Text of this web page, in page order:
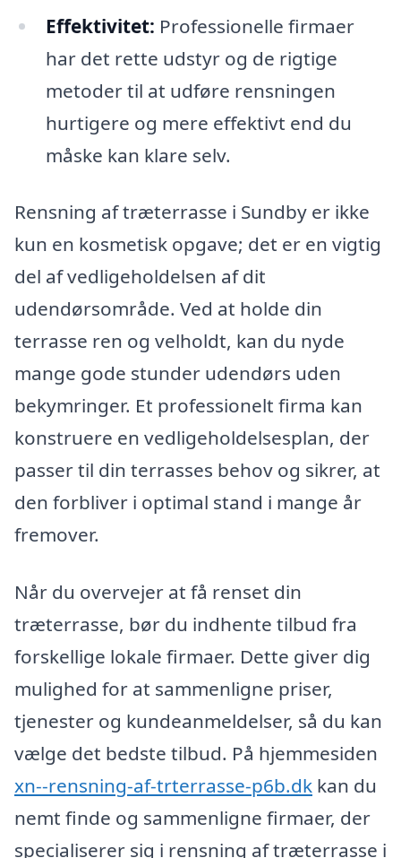
Effektivitet: Professionelle firmaer
har det rette udstyr og de rigtige
metoder til at udføre rensningen
hurtigere og mere effektivt end du
måske kan klare selv.
Rensning af træterrasse i Sundby er ikke
kun en kosmetisk opgave; det er en vigtig
del af vedligeholdelsen af dit
udendørsområde. Ved at holde din
terrasse ren og velholdt, kan du nyde
mange gode stunder udendørs uden
bekymringer. Et professionelt firma kan
konstruere en vedligeholdelsesplan, der
passer til din terrasses behov og sikrer, at
den forbliver i optimal stand i mange år
fremover.
Når du overvejer at få renset din
træterrasse, bør du indhente tilbud fra
forskellige lokale firmaer. Dette giver dig
mulighed for at sammenligne priser,
tjenester og kundeanmeldelser, så du kan
vælge det bedste tilbud. På hjemmesiden
xn--rensning-af-trterrasse-p6b.dk kan du
nemt finde og sammenligne firmaer, der
specialiserer sig i rensning af træterrasse i